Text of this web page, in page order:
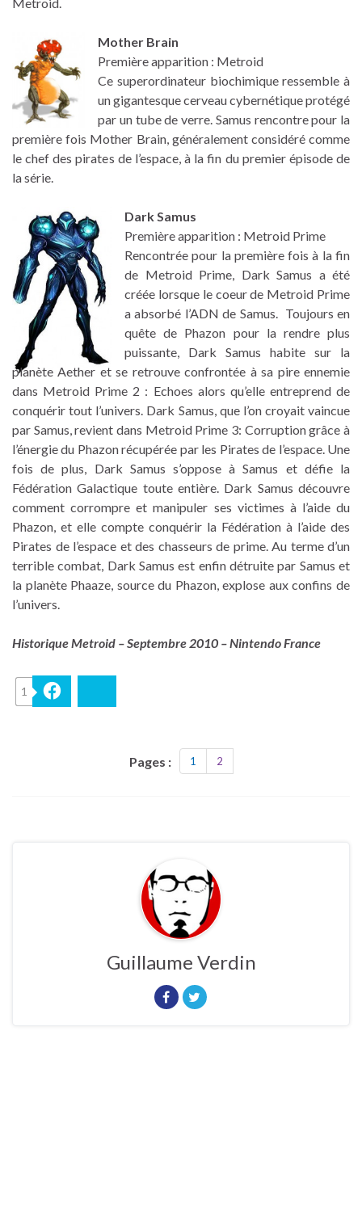
Mother Brain
Première apparition : Metroid
Ce superordinateur biochimique ressemble à
un gigantesque cerveau cybernétique protégé
par un tube de verre. Samus rencontre pour la
première fois Mother Brain, généralement considéré comme
le chef des pirates de l’espace, à la fin du premier épisode de
la série.
Dark Samus
Première apparition : Metroid Prime
Rencontrée pour la première fois à la fin
de Metroid Prime, Dark Samus a été
créée lorsque le coeur de Metroid Prime
a absorbé l’ADN de Samus. Toujours en
quête de Phazon pour la rendre plus
puissante, Dark Samus habite sur la
planète Aether et se retrouve confrontée à sa pire ennemie
dans Metroid Prime 2 : Echoes alors qu’elle entreprend de
conquérir tout l’univers. Dark Samus, que l’on croyait vaincue
par Samus, revient dans Metroid Prime 3: Corruption grâce à
l’énergie du Phazon récupérée par les Pirates de l’espace. Une
fois de plus, Dark Samus s’oppose à Samus et défie la
Fédération Galactique toute entière. Dark Samus découvre
comment corrompre et manipuler ses victimes à l’aide du
Phazon, et elle compte conquérir la Fédération à l’aide des
Pirates de l’espace et des chasseurs de prime. Au terme d’un
terrible combat, Dark Samus est enfin détruite par Samus et
la planète Phaaze, source du Phazon, explose aux confins de
l’univers.
Historique Metroid – Septembre 2010 – Nintendo France
1
Pages : 1 2
Guillaume Verdin